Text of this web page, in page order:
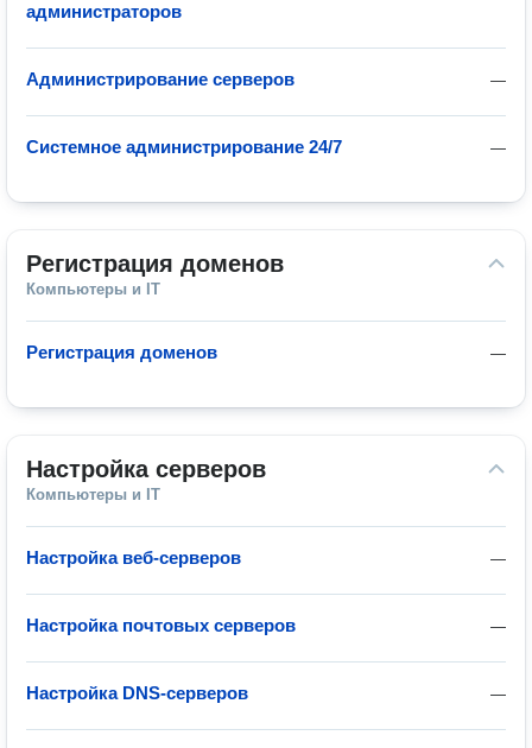
администраторов
—
Администрирование серверов
—
Системное администрирование 24/7
Регистрация доменов
Компьютеры и IT
—
Регистрация доменов
Настройка серверов
Компьютеры и IT
—
Настройка веб-серверов
—
Настройка почтовых серверов
—
Настройка DNS-серверов